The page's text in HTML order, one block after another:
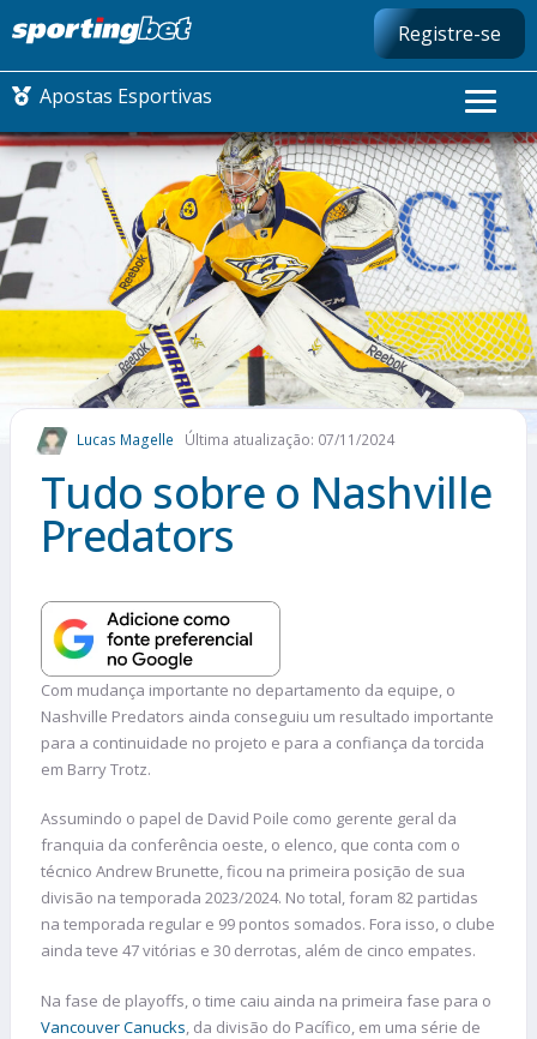
Registre-se
Apostas Esportivas
CONMEBOL LIBERTADORES
FUTEBOL NACIONAL
FUTEBOL INTERNACIONAL
COMO APOSTAR
MAIS ESPORTES
Lucas Magelle Última atualização: 07/11/2024
Tudo sobre o Nashville
Predators
Com mudança importante no departamento da equipe, o
Nashville Predators ainda conseguiu um resultado importante
para a continuidade no projeto e para a confiança da torcida
em Barry Trotz.
Assumindo o papel de David Poile como gerente geral da
franquia da conferência oeste, o elenco, que conta com o
técnico Andrew Brunette, ficou na primeira posição de sua
divisão na temporada 2023/2024. No total, foram 82 partidas
na temporada regular e 99 pontos somados. Fora isso, o clube
ainda teve 47 vitórias e 30 derrotas, além de cinco empates.
Na fase de playoffs, o time caiu ainda na primeira fase para o
Vancouver Canucks, da divisão do Pacífico, em uma série de